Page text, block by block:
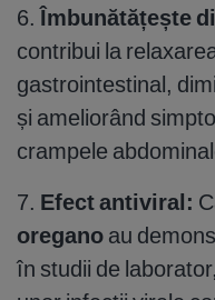
6.Îmbunătățește
contribui la
gastrointestinal,
și ameliorând
crampele
7. Efect antiviral:
oregano au
în studii de